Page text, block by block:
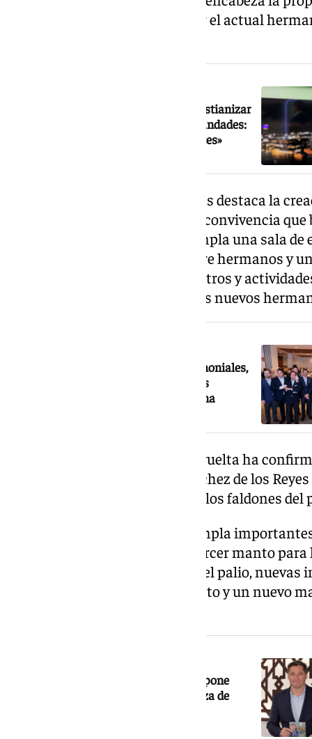
mejorar la gestión realizada por el actual
Guillermo Revuelta: «Deberíamos cristianizar
los procesos electorales de las hermandades:
estoy a favor de poner normas y límites»
Entre las principales propuestas destaca la
Hermano, un nuevo espacio de convivencia
hermandad. El proyecto contempla una sala
terraza para la convivencia entre hermanos y
audiovisual destinada a encuentros y
una comisión para integrar a los nuevos
Revuelta presenta propuestas patrimoniales,
sociales y caritativas para hacer ‘Más
Hermandad’ en la Esperanza de Triana
En el apartado patrimonial, Revuelta ha
diseñado por José Antonio Sánchez de los
siguiendo la línea cromática de los faldones del
Además, su candidatura contempla
entre ellas la ejecución de un tercer manto
en el paso de misterio como en el palio,
túnica renacentista para el Cristo y un nuevo
El candidato Guillermo Revuelta propone
celebrar el besamanos de la Esperanza de